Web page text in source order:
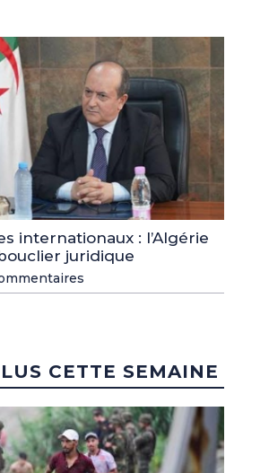
internationaux : l’Algérie
juridique
CETTE SEMAINE